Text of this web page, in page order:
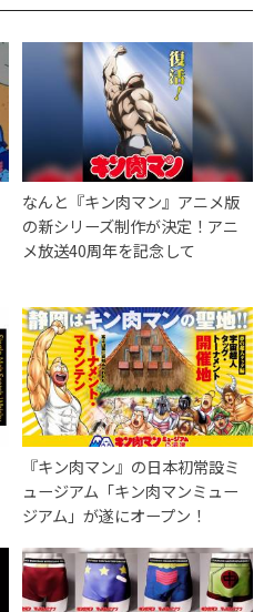
なんと『キン肉マン』アニメ版
の新シリーズ制作が決定！アニ
メ放送40周年を記念して
『キン肉マン』の日本初常設ミ
ュージアム「キン肉マンミュー
ジアム」が遂にオープン！